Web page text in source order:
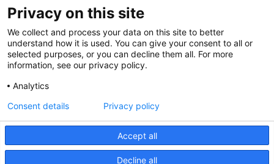
@CGTCatalunya
cgtcatalunya
cgtcatalunya
Desenvolupat per
Privacy on this site
We collect and process your data on this site to better
understand how it is used. You can give your consent to all or
selected purposes, or you can decline them all. For more
information, see our privacy policy.
Analytics
Accept all
Decline all
Consent details Privacy policy